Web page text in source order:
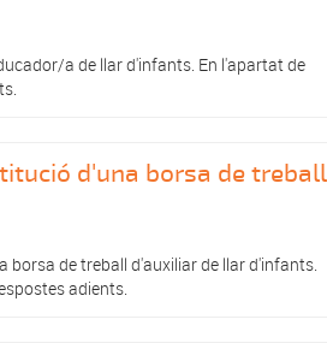
a de llar d'infants. En l'apartat de
d'una borsa de treball
borsa de treball d'auxiliar de llar d'infants.
adients.